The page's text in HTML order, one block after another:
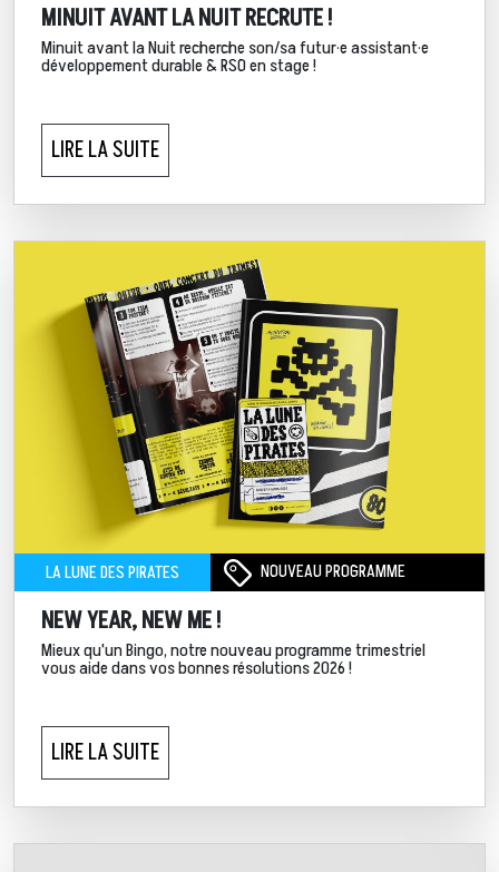
MINUIT AVANT LA NUIT RECRUTE !
Minuit avant la Nuit recherche son/sa futur·e assistant·e
développement durable & RSO en stage !
LIRE LA SUITE
LA LUNE DES PIRATES NOUVEAU PROGRAMME
NEW YEAR, NEW ME !
Mieux qu'un Bingo, notre nouveau programme trimestriel
vous aide dans vos bonnes résolutions 2026 !
LIRE LA SUITE